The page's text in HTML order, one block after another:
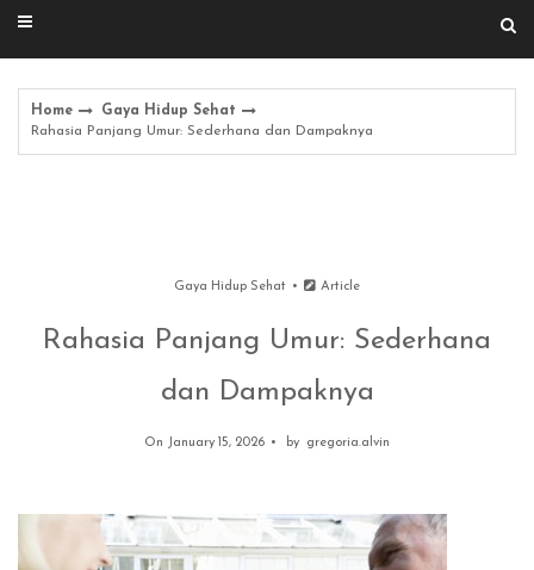
Home
Gaya Hidup Sehat
Rahasia Panjang Umur: Sederhana dan Dampaknya
Gaya Hidup Sehat Article
Rahasia Panjang Umur: Sederhana
dan Dampaknya
On January 15, 2026 by gregoria.alvin